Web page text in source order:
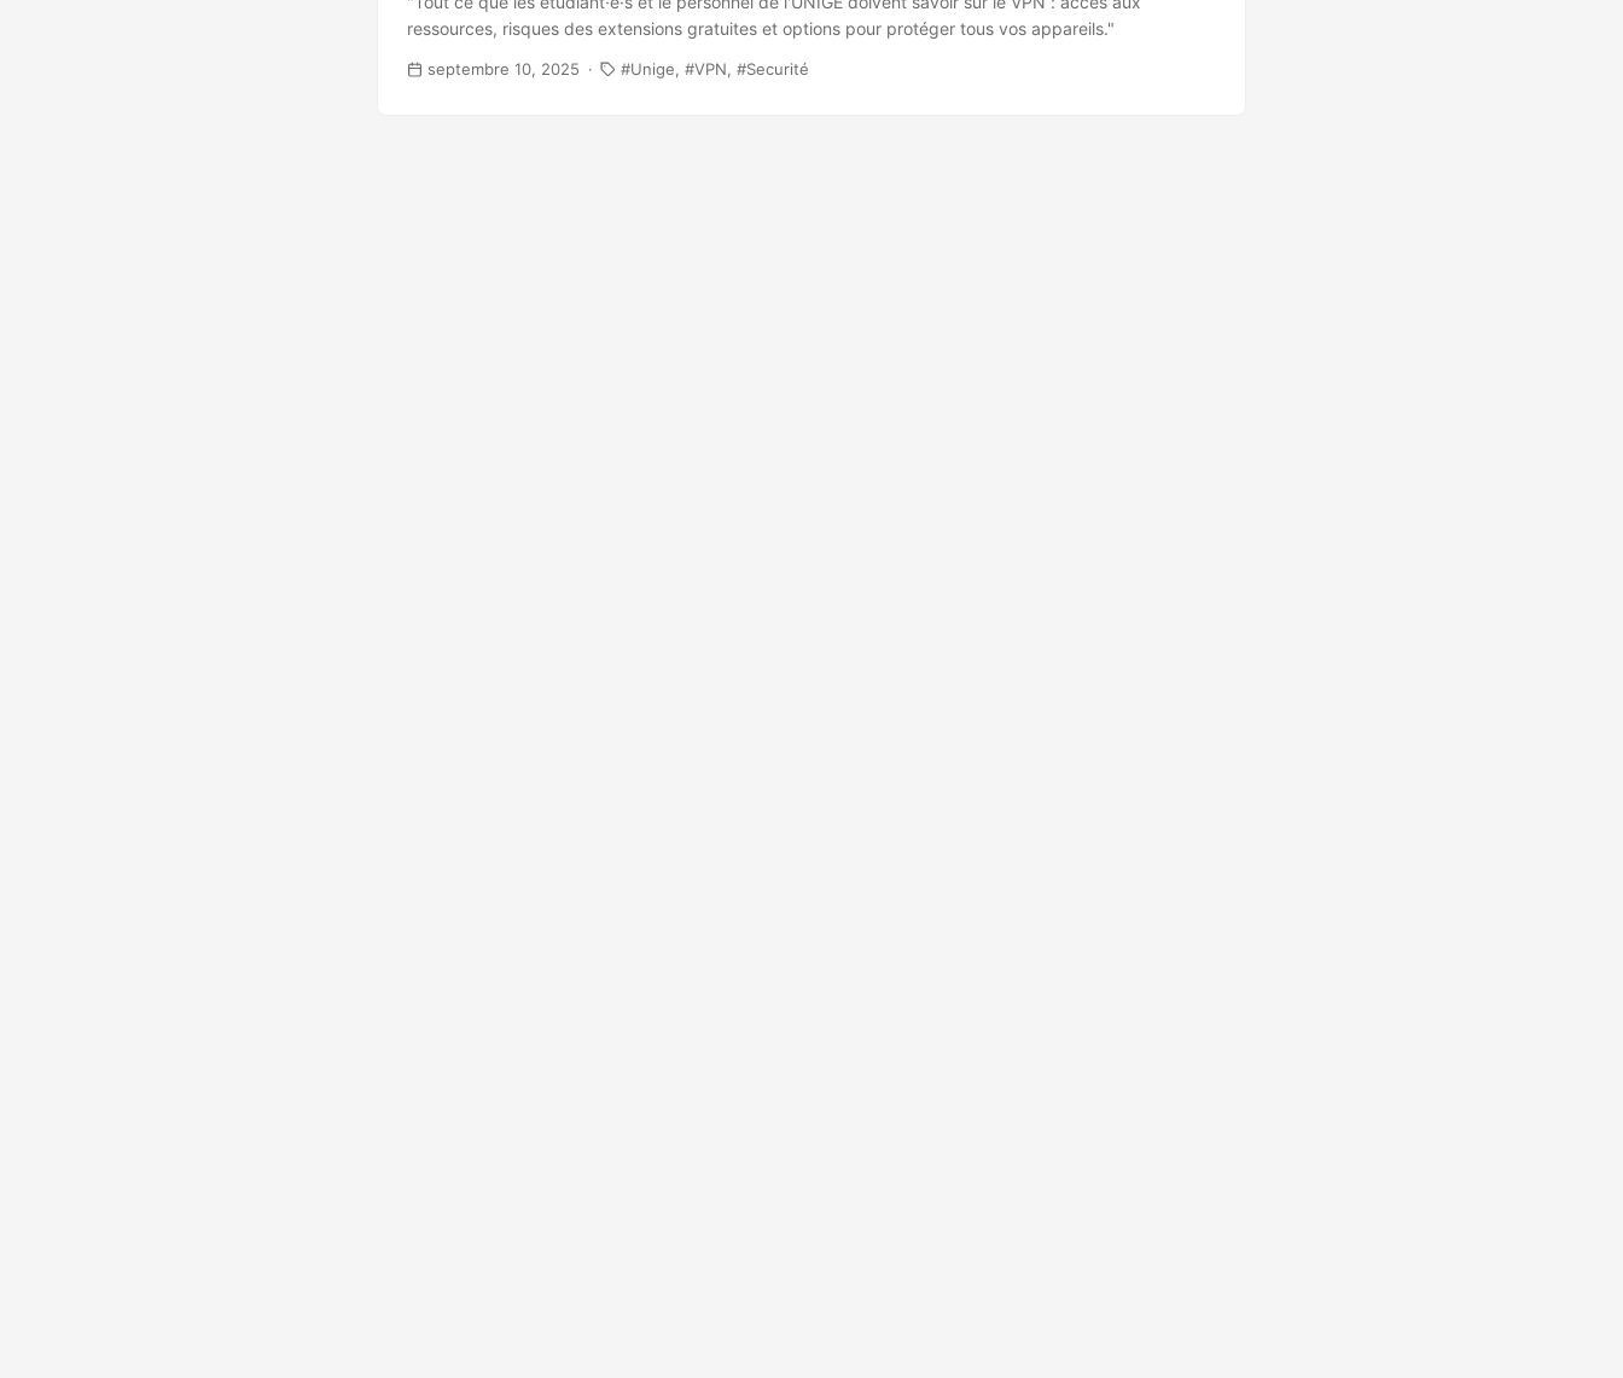
ressources, risques des extensions gratuites et options pour protéger tous vos appareils."
septembre 10, 2025 Unige VPN Securité